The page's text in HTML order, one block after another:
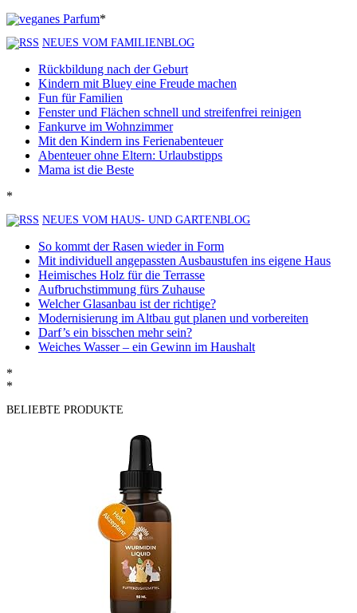
*
NEUES VOM FAMILIENBLOG
Rückbildung nach der Geburt
Kindern mit Bluey eine Freude machen
Fun für Familien
Fenster und Flächen schnell und streifenfrei reinigen
Fankurve im Wohnzimmer
Mit den Kindern ins Ferienabenteuer
Abenteuer ohne Eltern: Urlaubstipps
Mama ist die Beste
*
NEUES VOM HAUS- UND GARTENBLOG
So kommt der Rasen wieder in Form
Mit individuell angepassten Ausbaustufen ins eigene Haus
Heimisches Holz für die Terrasse
Aufbruchstimmung fürs Zuhause
Welcher Glasanbau ist der richtige?
Modernisierung im Altbau gut planen und vorbereiten
Darf’s ein bisschen mehr sein?
Weiches Wasser – ein Gewinn im Haushalt
*
*
BELIEBTE PRODUKTE